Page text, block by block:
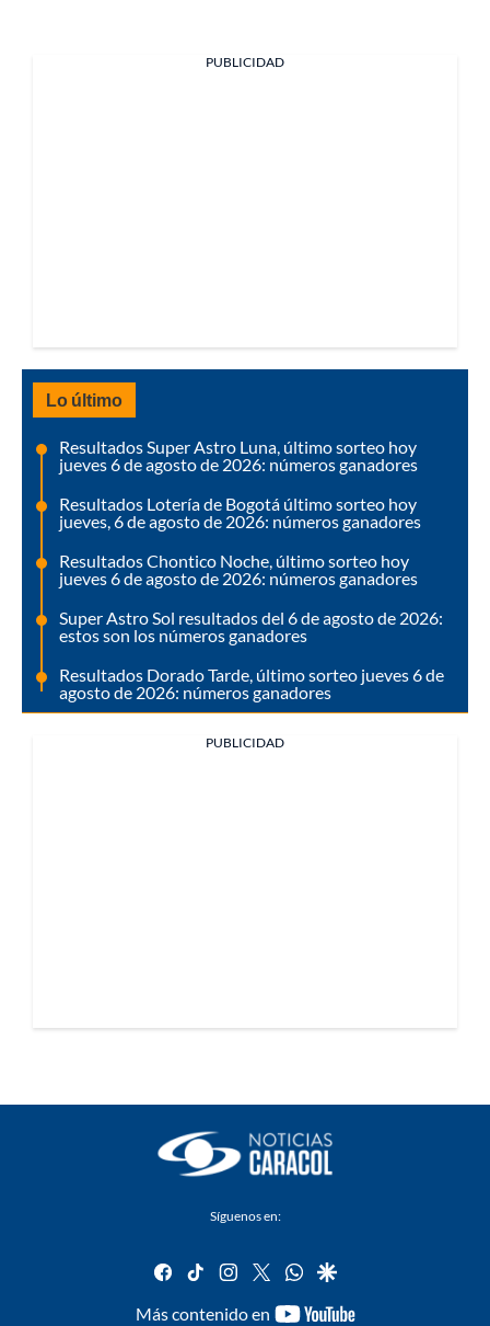
PUBLICIDAD
Lo último
Resultados Super Astro Luna, último sorteo hoy
jueves 6 de agosto de 2026: números ganadores
Resultados Lotería de Bogotá último sorteo hoy
jueves, 6 de agosto de 2026: números ganadores
Resultados Chontico Noche, último sorteo hoy
jueves 6 de agosto de 2026: números ganadores
Super Astro Sol resultados del 6 de agosto de 2026:
estos son los números ganadores
Resultados Dorado Tarde, último sorteo jueves 6 de
agosto de 2026: números ganadores
PUBLICIDAD
Síguenos en:
facebook
tiktok instagram
twitterwhatsapp
google
Más contenido en
youtube-